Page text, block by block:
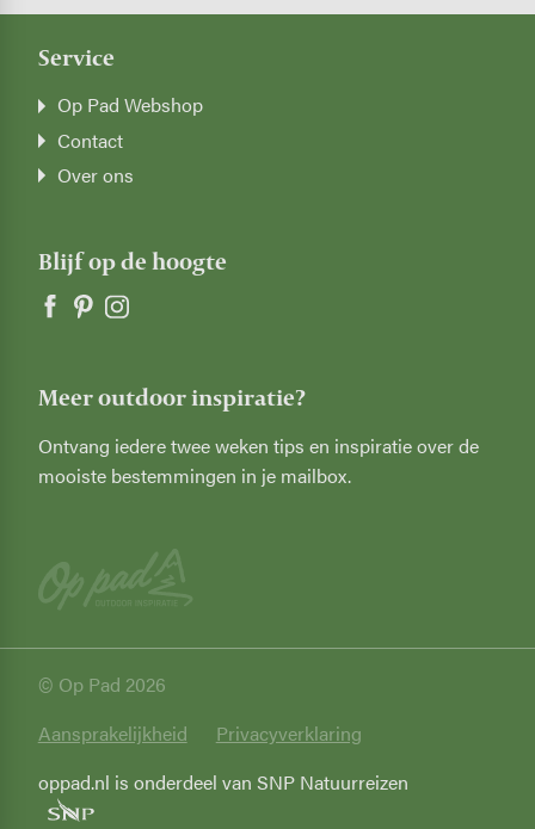
Service
Op Pad Webshop
Contact
Over ons
Blijf op de hoogte
Meer outdoor inspiratie?
Ontvang iedere twee weken tips en inspiratie over de
mooiste bestemmingen in je mailbox.
© Op Pad 2026
Privacy
Aansprakelijkheid
Privacyverklaring
oppad.nl is onderdeel van SNP Natuurreizen